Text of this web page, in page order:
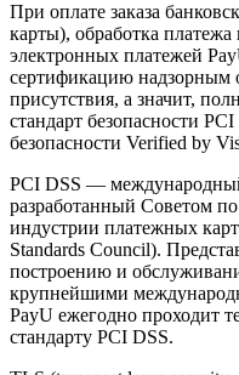
При оплате заказа
карты), обработка
электронных платежей
сертификацию надзорным
присутствия, а значит,
стандарт безопасности
безопасности Verified by
PCI DSS —
разработанный Советом по
индустрии платежных
Standards Council).
построению и
крупнейшими
PayU ежегодно проходит
стандарту PCI DSS.